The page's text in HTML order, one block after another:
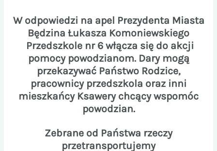
W odpowiedzi na apel Prezydenta Miasta
Będzina Łukasza Komoniewskiego
Przedszkole nr 6 włącza się do akcji
pomocy powodzianom. Dary mogą
przekazywać Państwo Rodzice,
pracownicy przedszkola oraz inni
mieszkańcy Ksawery chcący wspomóc
powodzian.
Zebrane od Państwa rzeczy
przetransportujemy